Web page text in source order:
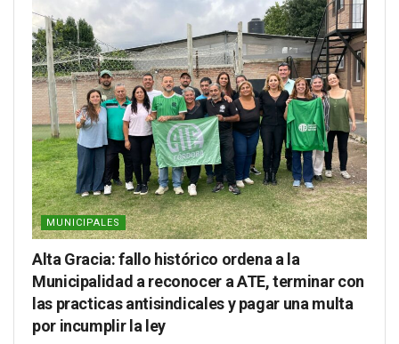
MUNICIPALES
Alta Gracia: fallo histórico ordena a la
Municipalidad a reconocer a ATE, terminar con
las practicas antisindicales y pagar una multa
por incumplir la ley